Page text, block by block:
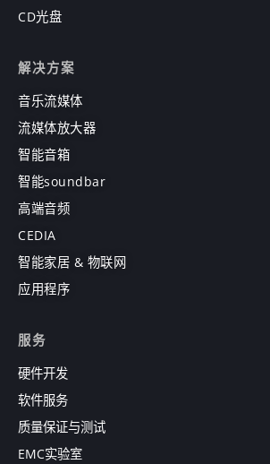
CD光盘
解决方案
音乐流媒体
流媒体放大器
智能音箱
智能soundbar
高端音频
CEDIA
智能家居 & 物联网
应用程序
服务
硬件开发
软件服务
质量保证与测试
EMC实验室